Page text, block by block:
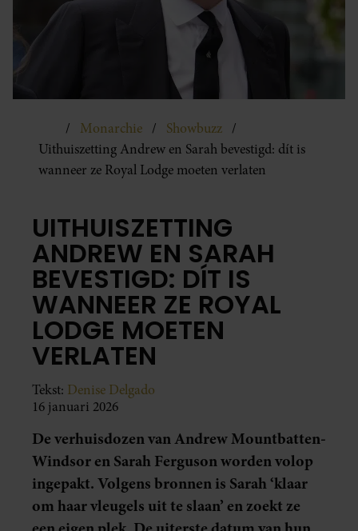
Monarchie
Showbuzz
Uithuiszetting Andrew en Sarah bevestigd: dít is
wanneer ze Royal Lodge moeten verlaten
UITHUISZETTING
ANDREW EN SARAH
BEVESTIGD: DÍT IS
WANNEER ZE ROYAL
LODGE MOETEN
VERLATEN
Tekst: Denise Delgado
16 januari 2026
De verhuisdozen van Andrew Mountbatten-
Windsor en Sarah Ferguson worden volop
ingepakt. Volgens bronnen is Sarah ‘klaar
om haar vleugels uit te slaan’ en zoekt ze